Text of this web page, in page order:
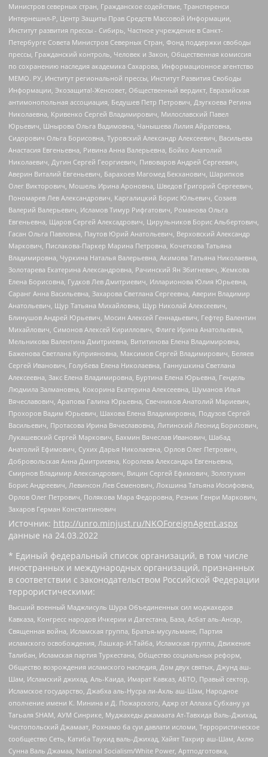
Министров северных стран, Гражданское содействие, Трансперенси
Интернешнл-Р, Центр Защиты Прав Средств Массовой Информации,
Институт развития прессы - Сибирь, Частное учреждение в Санкт-
Петербурге Совета Министров Северных Стран, Фонд поддержки свободы
прессы, Гражданский контроль, Человек и Закон, Общественная комиссия
по сохранению наследия академика Сахарова, Информационное агентство
МЕМО. РУ, Институт региональной прессы, Институт Развития Свободы
Информации, Экозащита!-Женсовет, Общественный вердикт, Евразийская
антимонопольная ассоциация, Бедушев Петр Петрович, Дзугкоева Регина
Николаевна, Кривенко Сергей Владимирович, Милославский Павел
Юрьевич, Шнырова Ольга Вадимовна, Чанышева Лилия Айратовна,
Сидорович Ольга Борисовна, Туровский Александр Алексеевич, Васильева
Анастасия Евгеньевна, Ривина Анна Валерьевна, Бойко Анатолий
Николаевич, Дугин Сергей Георгиевич, Пивоваров Андрей Сергеевич,
Аверин Виталий Евгеньевич, Барахоев Магомед Бекханович, Шарипков
Олег Викторович, Мошель Ирина Ароновна, Шведов Григорий Сергеевич,
Пономарев Лев Александрович, Каргалицкий Борис Юльевич, Созаев
Валерий Валерьевич, Исламов Тимур Рифгатович, Романова Ольга
Евгеньевна, Щаров Сергей Алексадрович, Цирульников Борис Альбертович,
Гасан Ольга Павловна, Паутов Юрий Анатольевич, Верховский Александр
Маркович, Пислакова-Паркер Марина Петровна, Кочеткова Татьяна
Владимировна, Чуркина Наталья Валерьевна, Акимова Татьяна Николаевна,
Золотарева Екатерина Александровна, Рачинский Ян Збигневич, Жемкова
Елена Борисовна, Гудков Лев Дмитриевич, Илларионова Юлия Юрьевна,
Саранг Анна Васильевна, Захарова Светлана Сергеевна, Аверин Владимир
Анатольевич, Щур Татьяна Михайловна, Щур Николай Алексеевич,
Блинушов Андрей Юрьевич, Мосин Алексей Геннадьевич, Гефтер Валентин
Михайлович, Симонов Алексей Кириллович, Флиге Ирина Анатольевна,
Мельникова Валентина Дмитриевна, Вититинова Елена Владимировна,
Баженова Светлана Куприяновна, Максимов Сергей Владимирович, Беляев
Сергей Иванович, Голубева Елена Николаевна, Ганнушкина Светлана
Алексеевна, Закс Елена Владимировна, Буртина Елена Юрьевна, Гендель
Людмила Залмановна, Кокорина Екатерина Алексеевна, Шуманов Илья
Вячеславович, Арапова Галина Юрьевна, Свечников Анатолий Мариевич,
Прохоров Вадим Юрьевич, Шахова Елена Владимировна, Подузов Сергей
Васильевич, Протасова Ирина Вячеславовна, Литинский Леонид Борисович,
Лукашевский Сергей Маркович, Бахмин Вячеслав Иванович, Шабад
Анатолий Ефимович, Сухих Дарья Николаевна, Орлов Олег Петрович,
Добровольская Анна Дмитриевна, Королева Александра Евгеньевна,
Смирнов Владимир Александрович, Вицин Сергей Ефимович, Золотухин
Борис Андреевич, Левинсон Лев Семенович, Локшина Татьяна Иосифовна,
Орлов Олег Петрович, Полякова Мара Федоровна, Резник Генри Маркович,
Захаров Герман Константинович
Источник: http://unro.minjust.ru/NKOForeignAgent.aspx
данные на 24.03.2022
* Единый федеральный список организаций, в том числе
иностранных и международных организаций, признанных
в соответствии с законодательством Российской Федерации
террористическими:
Высший военный Маджлисуль Шура Объединенных сил моджахедов
Кавказа, Конгресс народов Ичкерии и Дагестана, База, Асбат аль-Ансар,
Священная война, Исламская группа, Братья-мусульмане, Партия
исламского освобождения, Лашкар-И-Тайба, Исламская группа, Движение
Талибан, Исламская партия Туркестана, Общество социальных реформ,
Общество возрождения исламского наследия, Дом двух святых, Джунд аш-
Шам, Исламский джихад, Аль-Каида, Имарат Кавказ, АБТО, Правый сектор,
Исламское государство, Джабха аль-Нусра ли-Ахль аш-Шам, Народное
ополчение имени К. Минина и Д. Пожарского, Аджр от Аллаха Субхану уа
Тагьаля SHAM, АУМ Синрике, Муджахеды джамаата Ат-Тавхида Валь-Джихад,
Чистопольский Джамаат, Рохнамо ба суи давлати исломи, Террористическое
сообщество Сеть, Катиба Таухид валь-Джихад, Хайят Тахрир аш-Шам, Ахлю
Сунна Валь Джамаа, National Socialism/White Power, Артподготовка,